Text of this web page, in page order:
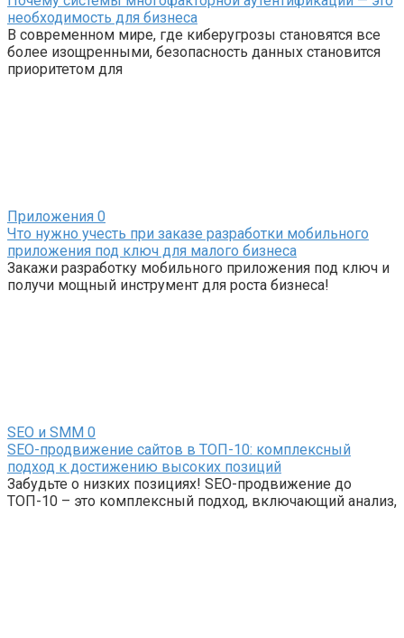
необходимость для бизнеса
В современном мире, где киберугрозы становятся все
более изощренными, безопасность данных становится
приоритетом для
Приложения 0
Что нужно учесть при заказе разработки мобильного
приложения под ключ для малого бизнеса
Закажи разработку мобильного приложения под ключ и
получи мощный инструмент для роста бизнеса!
SEO и SMM 0
SEO-продвижение сайтов в ТОП-10: комплексный
подход к достижению высоких позиций
Забудьте о низких позициях! SEO-продвижение до
ТОП-10 – это комплексный подход, включающий анализ,